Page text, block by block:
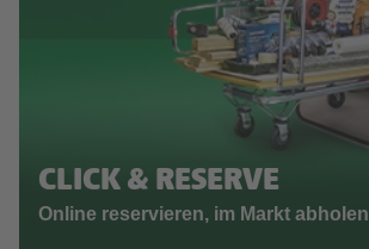
CLICK & RESERVE
Online reservieren, im Markt abholen